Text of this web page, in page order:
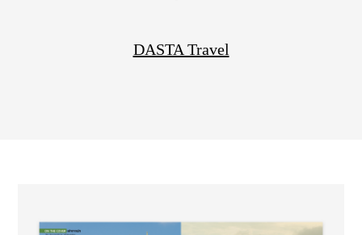
DASTA Travel